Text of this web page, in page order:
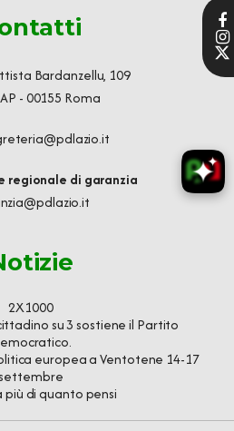
Bardanzellu, 109
- 00155 Roma
regionale di garanzia
2X1000
su 3 sostiene il Partito
europea a Ventotene 14-17
più di quanto pensi